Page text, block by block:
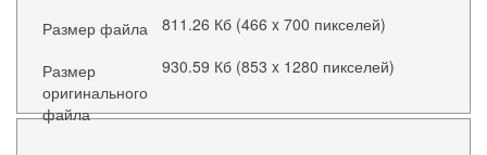
Размер файла
811.26 Кб (466 x 700 пикселей)
Размер
оригинального
файла
930.59 Кб (853 x 1280 пикселей)